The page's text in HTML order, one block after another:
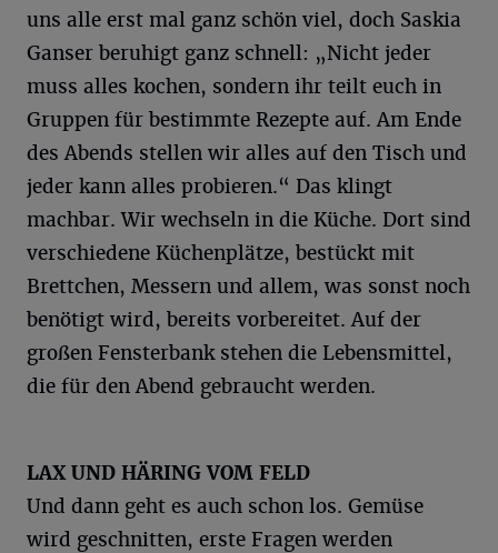
uns alle erst mal ganz schön viel, doch Saskia
Ganser beruhigt ganz schnell: „Nicht jeder
muss alles kochen, sondern ihr teilt euch in
Gruppen für bestimmte Rezepte auf. Am Ende
des Abends stellen wir alles auf den Tisch und
jeder kann alles probieren.“ Das klingt
machbar. Wir wechseln in die Küche. Dort sind
verschiedene Küchenplätze, bestückt mit
Brettchen, Messern und allem, was sonst noch
benötigt wird, bereits vorbereitet. Auf der
großen Fensterbank stehen die Lebensmittel,
die für den Abend gebraucht werden.
LAX UND HÄRING VOM FELD
Und dann geht es auch schon los. Gemüse
wird geschnitten, erste Fragen werden